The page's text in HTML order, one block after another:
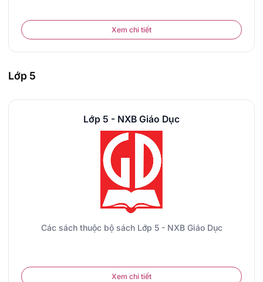
Xem chi tiết
Lớp 5
Lớp 5 - NXB Giáo Dục
Các sách thuộc bộ sách Lớp 5 - NXB Giáo Dục
Xem chi tiết